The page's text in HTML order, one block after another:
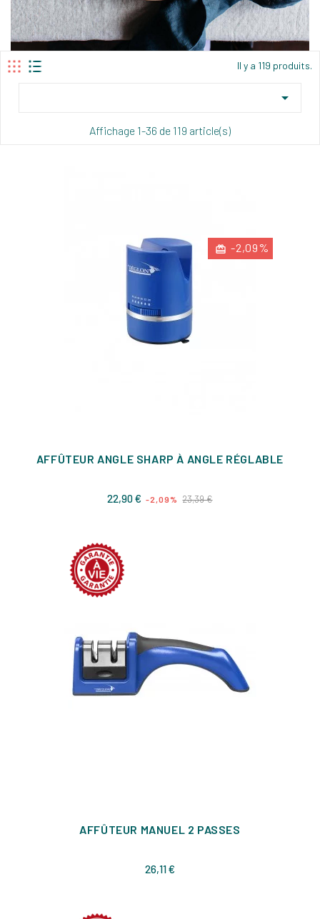
Il y a 119 produits.

Affichage 1-36 de 119 article(s)
-2,09%
AFFÛTEUR ANGLE SHARP À ANGLE RÉGLABLE
22,90 € Prix
-2,09% 23,39 €Prix
AFFÛTEUR MANUEL 2 PASSES
26,11 €